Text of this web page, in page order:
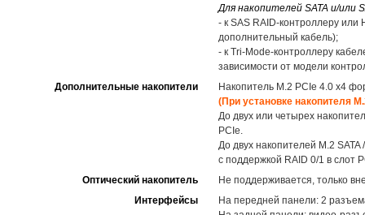
Для накопителей SATA и/или
- к SAS RAID-контроллеру или
дополнительный кабель);
- к Tri-Mode-контроллеру
зависимости от модели
Дополнительные накопители
Накопитель M.2 PCIe 4.0 x4
(При установке накопителя
До двух или четырех
PCIe.
До двух накопителей M.2
с поддержкой RAID 0/1 в слот
Оптический накопитель
Не поддерживается, только
Интерфейсы
На передней панели: 2